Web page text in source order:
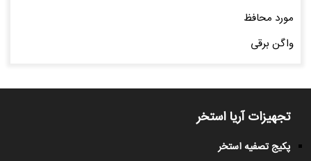
مورد محافظ
واگن برقی
تجهیزات آریا استخر
پکیج تصفیه استخر